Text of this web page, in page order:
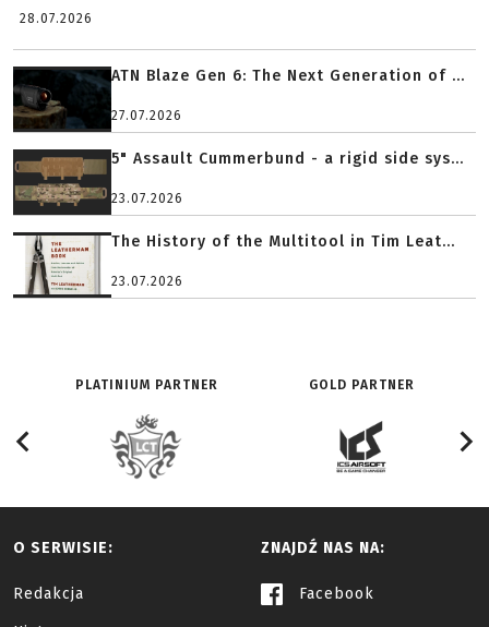
28.07.2026
ATN Blaze Gen 6: The Next Generation of ...
27.07.2026
5" Assault Cummerbund - a rigid side sys...
23.07.2026
The History of the Multitool in Tim Leat...
23.07.2026
PLATINIUM PARTNER GOLD PARTNER
O SERWISIE:
Redakcja
ZNAJDŹ NAS NA:
Facebook